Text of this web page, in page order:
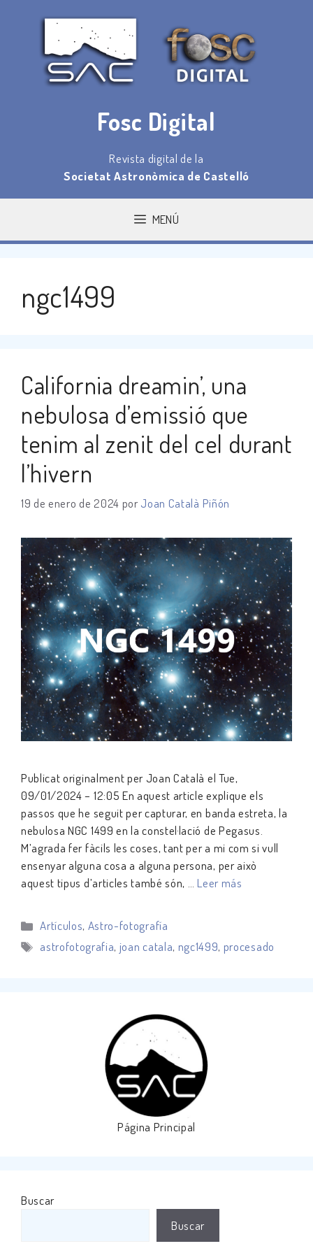
Fosc Digital
Revista digital de la
Societat Astronòmica de Castelló
MENÚ
ngc1499
California dreamin’, una
nebulosa d’emissió que
tenim al zenit del cel durant
l’hivern
19 de enero de 2024 por Joan Català Piñón
Publicat originalment per Joan Català el Tue,
09/01/2024 – 12:05 En aquest article explique els
passos que he seguit per capturar, en banda estreta, la
nebulosa NGC 1499 en la constel·lació de Pegasus.
M’agrada fer fàcils les coses, tant per a mi com si vull
ensenyar alguna cosa a alguna persona, per això
aquest tipus d’articles també són, … Leer más
Categorías
Artículos, Astro-fotografía
Etiquetas
astrofotografia, joan catala, ngc1499, procesado
Página Principal
Buscar
Buscar